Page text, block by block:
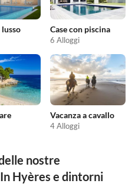
Case con piscina
6 Alloggi
Vacanza a cavallo
4 Alloggi
nostre
Hyères e dintorni